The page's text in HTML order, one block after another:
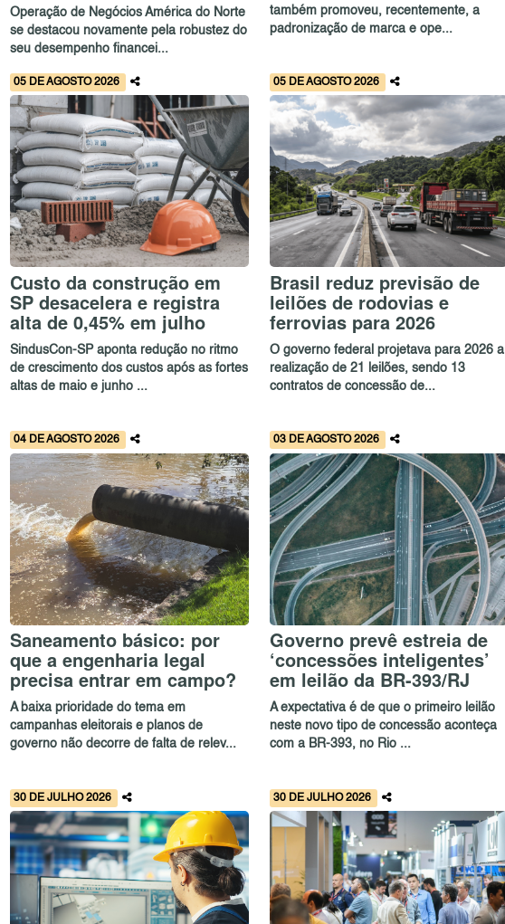
Operação de Negócios América do Norte
se destacou novamente pela robustez do
seu desempenho financei...
também promoveu, recentemente, a
padronização de marca e ope...
05 DE AGOSTO 2026
Custo da construção em
SP desacelera e registra
alta de 0,45% em julho
SindusCon-SP aponta redução no ritmo
de crescimento dos custos após as fortes
altas de maio e junho ...
05 DE AGOSTO 2026
Brasil reduz previsão de
leilões de rodovias e
ferrovias para 2026
O governo federal projetava para 2026 a
realização de 21 leilões, sendo 13
contratos de concessão de...
04 DE AGOSTO 2026
Saneamento básico: por
que a engenharia legal
precisa entrar em campo?
A baixa prioridade do tema em
campanhas eleitorais e planos de
governo não decorre de falta de relev...
03 DE AGOSTO 2026
Governo prevê estreia de
‘concessões inteligentes’
em leilão da BR-393/RJ
A expectativa é de que o primeiro leilão
neste novo tipo de concessão aconteça
com a BR-393, no Rio ...
30 DE JULHO 2026 30 DE JULHO 2026